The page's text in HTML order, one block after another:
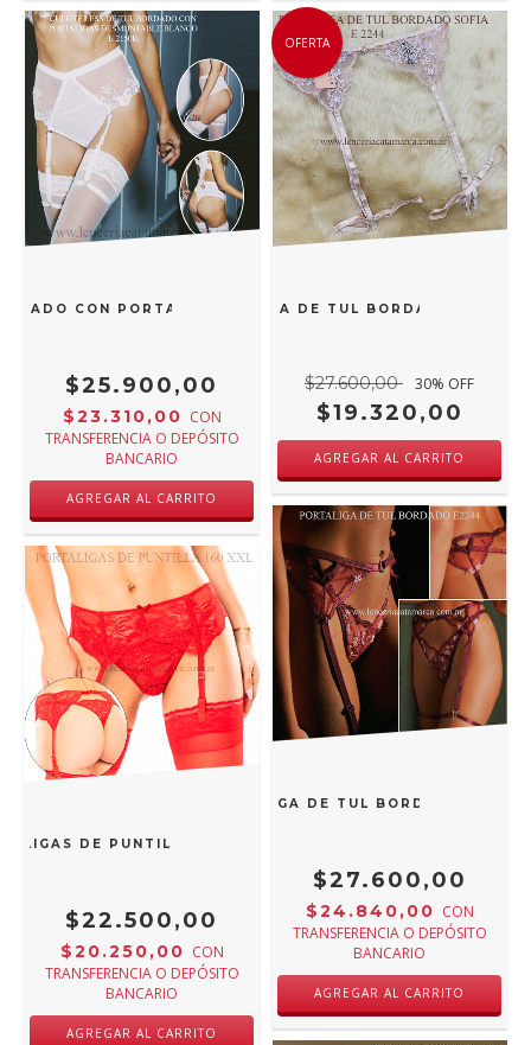
CON PORTALIGAS DESMONTABLE BLANCO E 2150B
$25.900,00
$23.310,00 CON
TRANSFERENCIA O DEPÓSITO
BANCARIO
AGREGAR AL CARRITO
OFERTA
ANDRESSA PORTALIGA DE TUL BORDADO SOFIA
$27.600,00 30% OFF
$19.320,00
AGREGAR AL CARRITO
DE PUNTILLA ROJO 160R XXXL
$22.500,00
$20.250,00 CON
TRANSFERENCIA O DEPÓSITO
BANCARIO
AGREGAR AL CARRITO
ANDRESSA PORTALIGA DE TUL BORDADO VINO
$27.600,00
$24.840,00 CON
TRANSFERENCIA O DEPÓSITO
BANCARIO
AGREGAR AL CARRITO